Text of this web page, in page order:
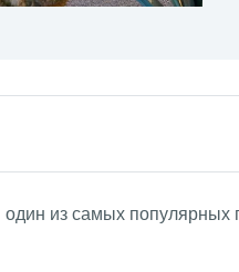
из самых популярных